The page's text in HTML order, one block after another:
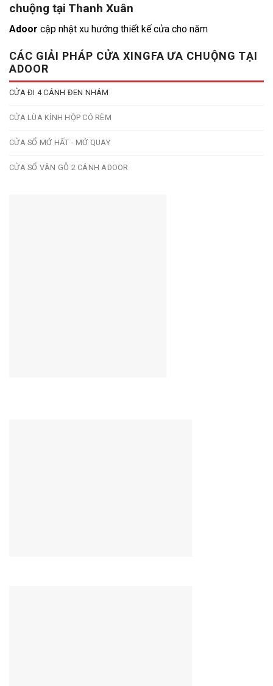
chuộng tại Thanh Xuân
Adoor cập nhật xu hướng thiết kế cửa cho năm
CÁC GIẢI PHÁP CỬA XINGFA ƯA CHUỘNG TẠI
ADOOR
CỬA ĐI 4 CÁNH ĐEN NHÁM
CỬA LÙA KÍNH HỘP CÓ RÈM
CỬA SỔ MỞ HẤT - MỞ QUAY
CỬA SỔ VÂN GỖ 2 CÁNH ADOOR